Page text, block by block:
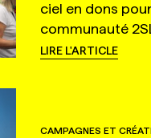
ciel en dons
communauté
LIRE L'ARTICLE
CAMPAGNES ET